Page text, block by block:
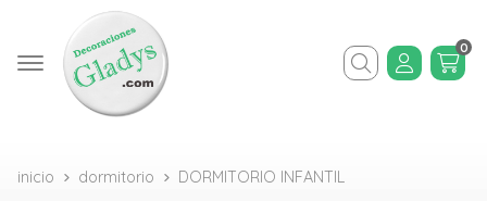
Buscar
0
inicio dormitorio DORMITORIO INFANTIL